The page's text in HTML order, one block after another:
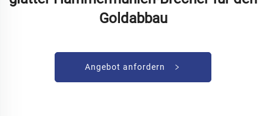
Goldabbau
Angebot anfordern